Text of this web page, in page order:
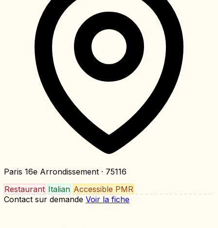
Paris 16e Arrondissement · 75116
Restaurant Italian Accessible PMR
Contact sur demande Voir la fiche